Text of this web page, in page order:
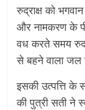
रुद्राक्ष को
और नामकरण के
वध करते समय
से बहने वाला जल
इसकी उत्पत्ति के
की पुत्री सती ने